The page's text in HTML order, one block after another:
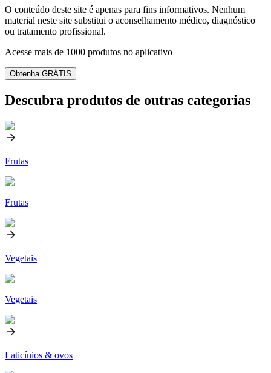
O conteúdo deste site é apenas para fins informativos. Nenhum
material neste site substitui o aconselhamento médico, diagnóstico
ou tratamento profissional.
Acesse mais de 1000 produtos no aplicativo
Obtenha GRÁTIS
Descubra produtos de outras categorias
Frutas
Frutas
Vegetais
Vegetais
Laticínios & ovos